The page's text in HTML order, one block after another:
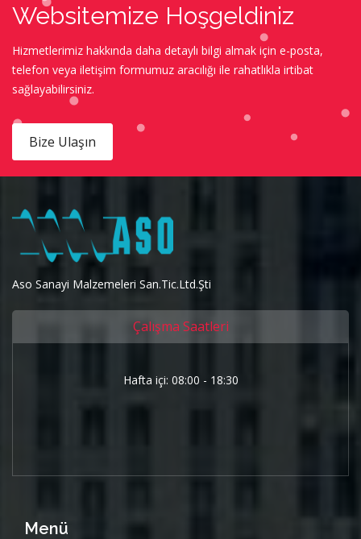
Websitemize Hoşgeldiniz
Hizmetlerimiz hakkında daha detaylı bilgi almak için e-posta,
telefon veya iletişim formumuz aracılığı ile rahatlıkla irtibat
sağlayabilirsiniz.
Bize Ulaşın
Aso Sanayi Malzemeleri San.Tic.Ltd.Şti
Çalışma Saatleri
Hafta içi: 08:00 - 18:30
Menü